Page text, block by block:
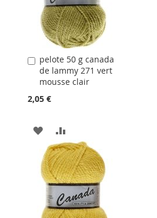
D'ACHATS
pelote 50 g canada
de lammy 271 vert
mousse clair
2,05 €
Ajouter
au
panier
AJOUTER
À
LA
LISTE
D'ACHATS
AU
COMPARATEUR